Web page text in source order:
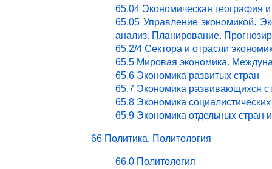
65.04 Экономическая география
65.05 Управление экономикой.
анализ. Планирование.
65.2/4 Сектора и отрасли
65.5 Мировая экономика.
65.6 Экономика развитых стран
65.7 Экономика развивающихся
65.8 Экономика
65.9 Экономика отдельных стран
66 Политика. Политология
66.0 Политология